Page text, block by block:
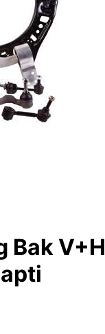
Bak V+H